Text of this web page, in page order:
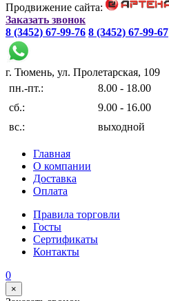
Продвижение сайта:
Заказать звонок
8 (3452) 67-99-76 8 (3452) 67-99-67
г. Тюмень, ул. Пролетарская, 109
пн.-пт.:
8.00 - 18.00
сб.:
9.00 - 16.00
вс.:
выходной
Главная
О компании
Доставка
Оплата
Правила торговли
Госты
Сертификаты
Контакты
0
×